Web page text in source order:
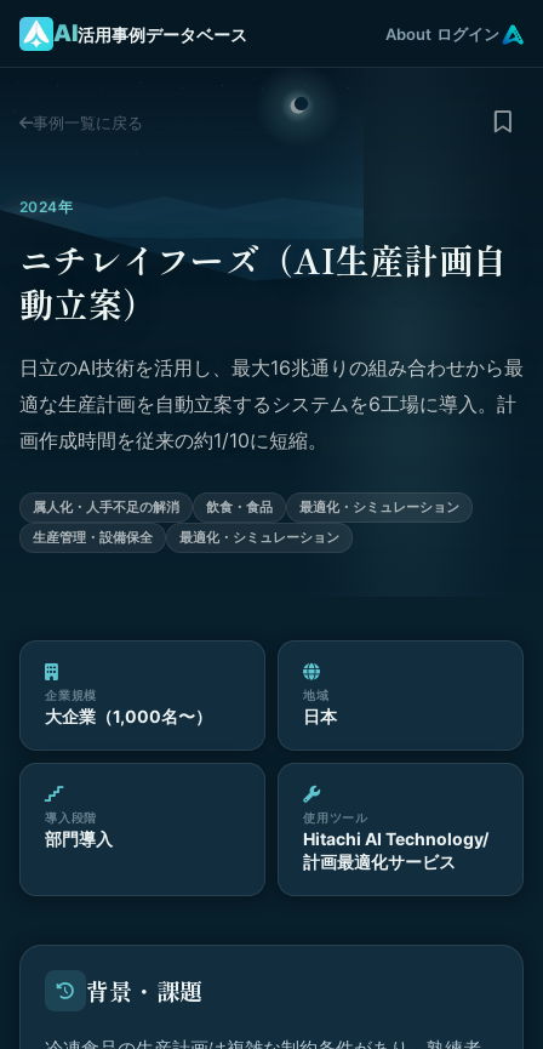
AI活用事例データベース About ログイン
事例一覧に戻る
2024年
ニチレイフーズ（AI生産計画自
動立案）
日立のAI技術を活用し、最大16兆通りの組み合わせから最
適な生産計画を自動立案するシステムを6工場に導入。計
画作成時間を従来の約1/10に短縮。
属人化・人手不足の解消 飲食・食品
最適化・シミュレーション
生産管理・設備保全
最適化・シミュレーション
企業規模
大企業（1,000名〜）
地域
日本
導入段階
部門導入
使用ツール
Hitachi AI Technology/
計画最適化サービス
背景・課題